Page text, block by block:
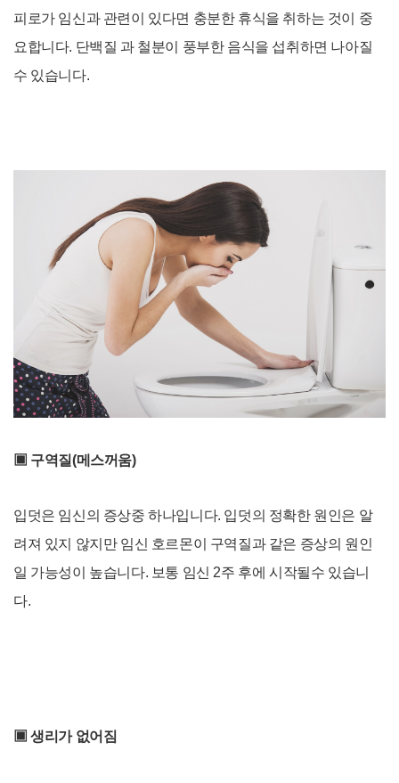
피로가 임신과 관련이 있다면 충분한 휴식을 취하는 것이 중
요합니다. 단백질 과 철분이 풍부한 음식을 섭취하면 나아질
수 있습니다.
▣ 구역질(메스꺼움)
입덧은 임신의 증상중 하나입니다. 입덧의 정확한 원인은 알
려져 있지 않지만 임신 호르몬이 구역질과 같은 증상의 원인
일 가능성이 높습니다. 보통 임신 2주 후에 시작될수 있습니
다.
▣ 생리가 없어짐